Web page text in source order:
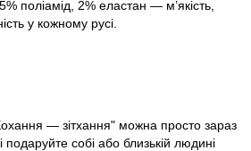
поліамід, 2% еластан — м’якість,
у кожному русі.
— зітхання" можна просто зараз
собі або близькій людині